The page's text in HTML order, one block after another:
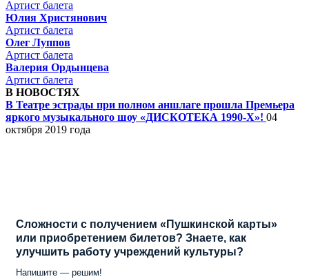
Артист балета
Юлия Христянович
Артист балета
Олег Луппов
Артист балета
Валерия Ордынцева
Артист балета
В НОВОСТЯХ
В Театре эстрады при полном аншлаге прошла Премьера
яркого музыкального шоу «ДИСКОТЕКА 1990-Х»! 04
октября 2019 года
Сложности с получением «Пушкинской карты»
или приобретением билетов? Знаете, как
улучшить работу учреждений культуры?
Напишите — решим!